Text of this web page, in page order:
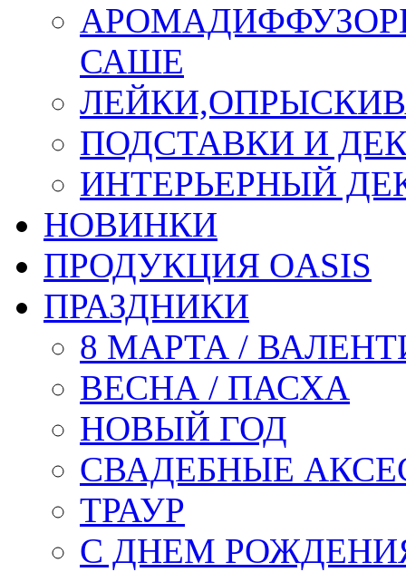
САШЕ
ПОДСТАВКИ И
ИНТЕРЬЕРНЫЙ
НОВИНКИ
ПРОДУКЦИЯ OASIS
ПРАЗДНИКИ
8 МАРТА /
ВЕСНА / ПАСХА
НОВЫЙ ГОД
СВАДЕБНЫЕ
ТРАУР
С ДНЕМ